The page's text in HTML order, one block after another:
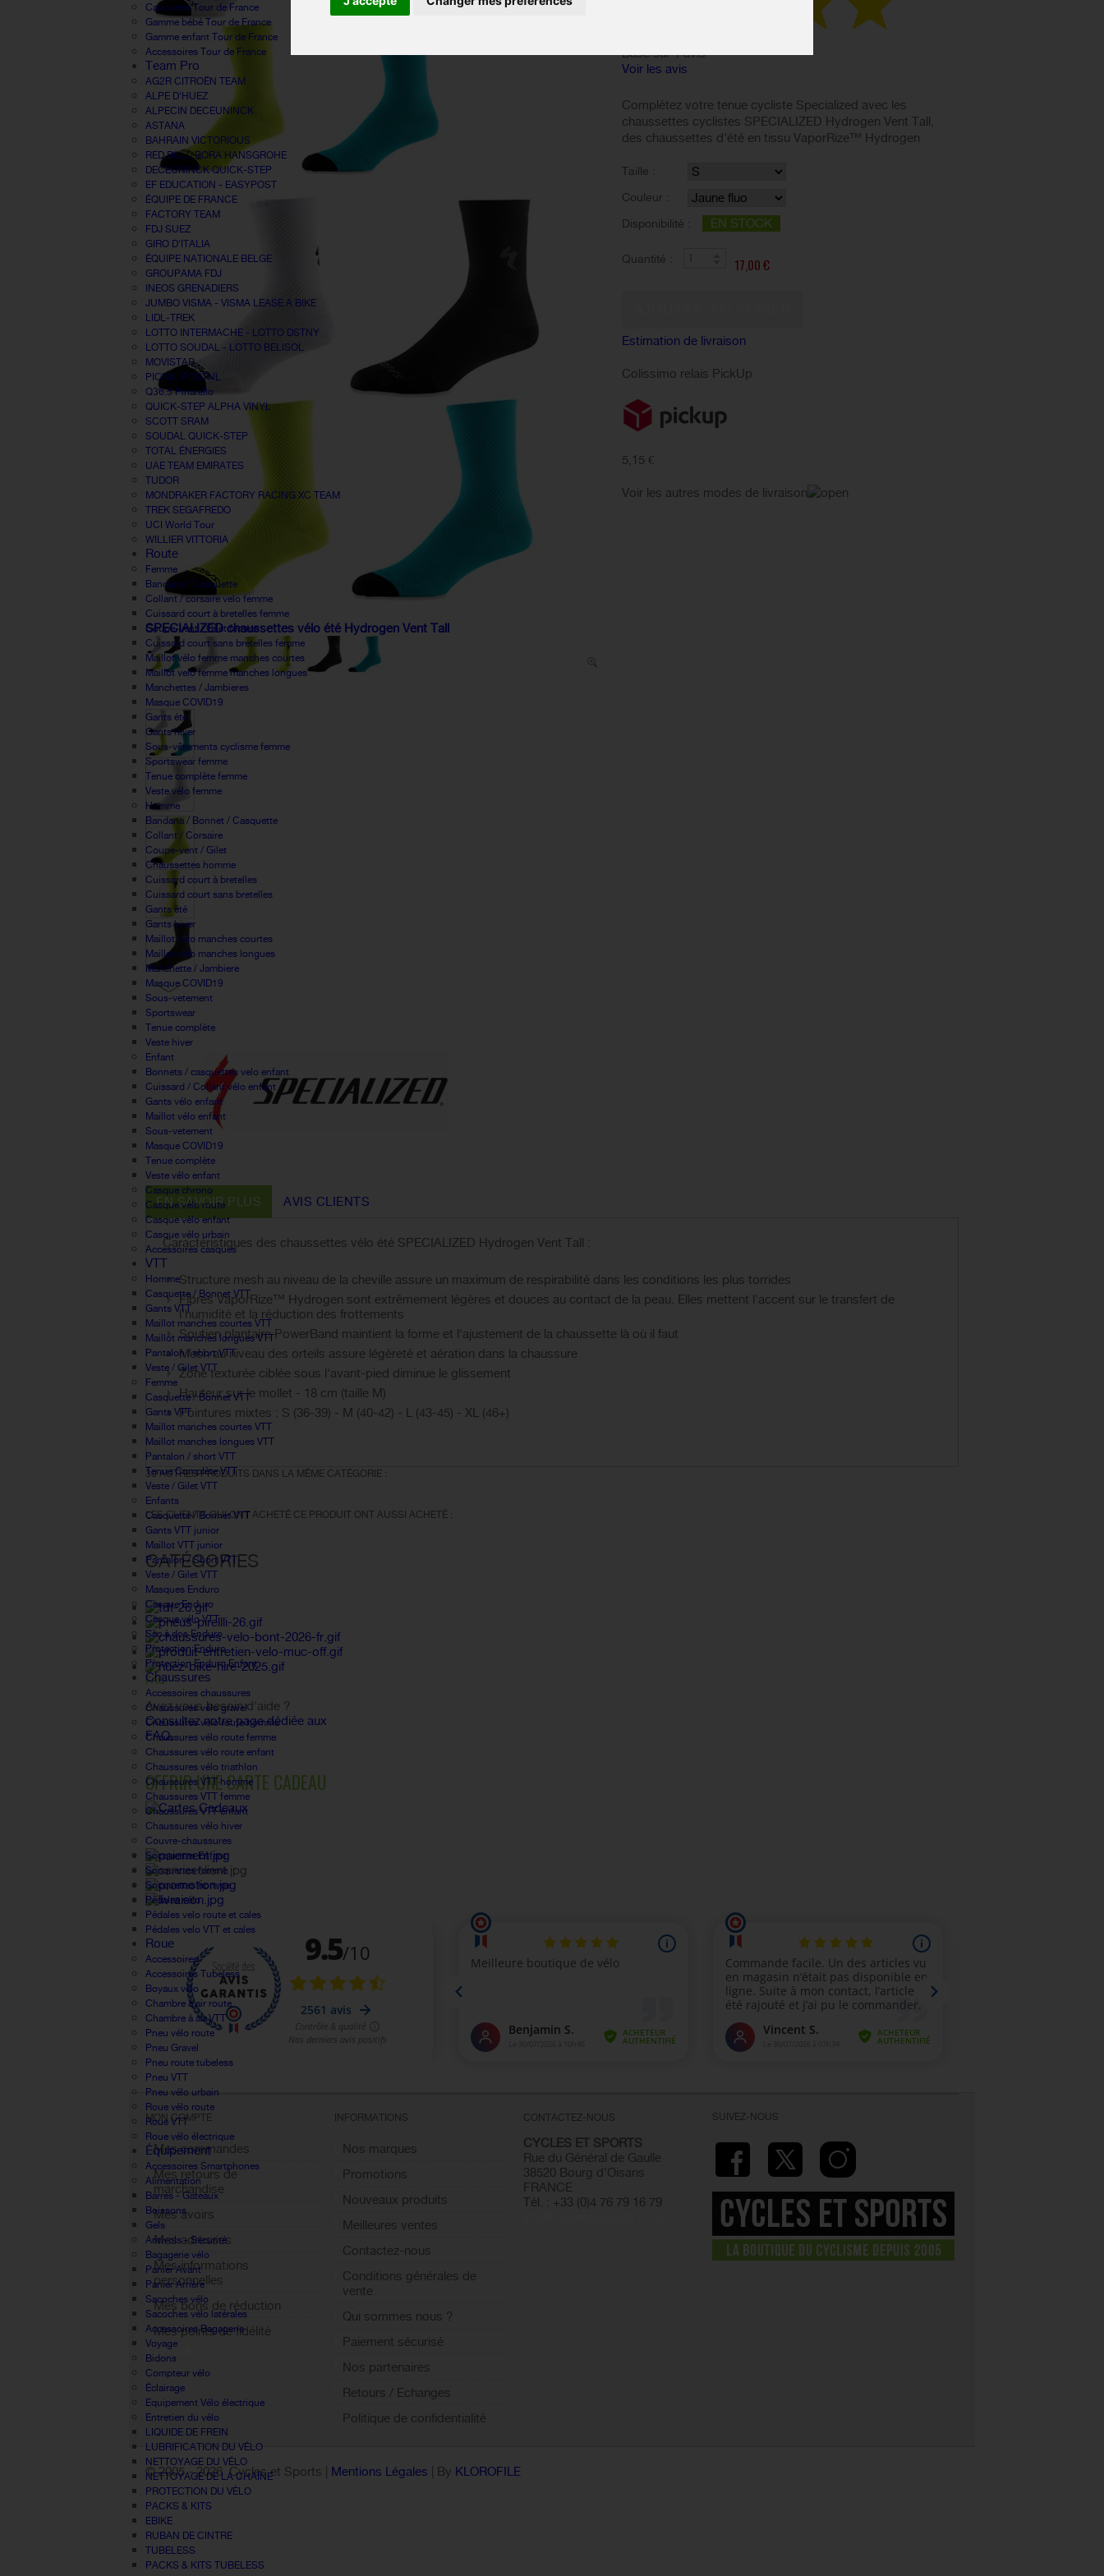
Casquette Tour de France
Gamme bébé Tour de France
Gamme enfant Tour de France
Accessoires Tour de France
Team Pro
AG2R CITROËN TEAM
ALPE D'HUEZ
ALPECIN DECEUNINCK
ASTANA
BAHRAIN VICTORIOUS
RED BULL BORA HANSGROHE
DECEUNINCK QUICK-STEP
EF EDUCATION - EASYPOST
ÉQUIPE DE FRANCE
FACTORY TEAM
FDJ SUEZ
GIRO D'ITALIA
ÉQUIPE NATIONALE BELGE
GROUPAMA FDJ
INEOS GRENADIERS
JUMBO VISMA - VISMA LEASE A BIKE
LIDL-TREK
LOTTO INTERMACHE - LOTTO DSTNY
LOTTO SOUDAL - LOTTO BELISOL
MOVISTAR
PICNIC POSTNL
Q36.5 Pinarello
QUICK-STEP ALPHA VINYL
SCOTT SRAM
SOUDAL QUICK-STEP
TOTAL ÉNERGIES
UAE TEAM EMIRATES
TUDOR
MONDRAKER FACTORY RACING XC TEAM
TREK SEGAFREDO
UCI World Tour
WILLIER VITTORIA
Route
Femme
Bandana / Casquette
Collant / corsaire velo femme
Cuissard court à bretelles femme
Coupe-vent / Gilet femme
Cuissard court sans bretelles femme
Maillot vélo femme manches courtes
Maillot velo femme manches longues
Manchettes / Jambieres
Masque COVID19
Gants été
Gants hiver
Sous-vêtements cyclisme femme
Sportswear femme
Tenue complète femme
Veste vélo femme
Homme
Bandana / Bonnet / Casquette
Collant / Corsaire
Coupe-vent / Gilet
Chaussettes homme
Cuissard court à bretelles
Cuissard court sans bretelles
Gants été
Gants hiver
Maillot vélo manches courtes
Maillot vélo manches longues
Manchette / Jambiere
Masque COVID19
Sous-vetement
Sportswear
Tenue complète
Veste hiver
Enfant
Bonnets / casquettes velo enfant
Cuissard / Collant vélo enfant
Gants vélo enfant
Maillot vélo enfant
Sous-vetement
Masque COVID19
Tenue complète
Veste vélo enfant
Casque chrono
Casque vélo route
Casque vélo enfant
Casque vélo urbain
Accessoires casques
VTT
Homme
Casquette / Bonnet VTT
Gants VTT
Maillot manches courtes VTT
Maillot manches longues VTT
Pantalon / short VTT
Veste / Gilet VTT
Femme
Casquette / Bonnet VTT
Gants VTT
Maillot manches courtes VTT
Maillot manches longues VTT
Pantalon / short VTT
Tenue Complète VTT
Veste / Gilet VTT
Enfants
Casquette / Bonnet VTT
Gants VTT junior
Maillot VTT junior
Pantalon / Short VTT
Veste / Gilet VTT
Masques Enduro
Casque Enduro
Casque vélo VTT
Sac à dos Enduro
Protection Enduro
Protection Enduro Enfant
Chaussures
Accessoires chaussures
Chaussures vélo gravel
Chaussures vélo route homme
Chaussures vélo route femme
Chaussures vélo route enfant
Chaussures vélo triathlon
Chaussures VTT homme
Chaussures VTT femme
Chaussures VTT enfant
Chaussures vélo hiver
Couvre-chaussures
Socquettes Enfant
Socquettes femme
Socquettes homme
Pédales vélo
Pédales velo route et cales
Pédales velo VTT et cales
Roue
Accessoires
Accessoires Tubeless
Boyaux vélo
Chambre à air route
Chambre à air VTT
Pneu vélo route
Pneu Gravel
Pneu route tubeless
Pneu VTT
Pneu vélo urbain
Roue vélo route
Roue VTT
Roue vélo électrique
Équipement
Accessoires Smartphones
Alimentation
Barres - Gateaux
Boissons
Gels
Antivols - Sécurité
Bagagerie vélo
Panier Avant
Panier Arrière
Sacoches vélo
Sacoches vélo latérales
Accessoires Bagagerie
Voyage
Bidons
Compteur vélo
Éclairage
Equipement Vélo électrique
Entretien du vélo
LIQUIDE DE FREIN
LUBRIFICATION DU VÉLO
NETTOYAGE DU VÉLO
NETTOYAGE DE LA CHAÎNE
PROTECTION DU VÉLO
PACKS & KITS
EBIKE
RUBAN DE CINTRE
TUBELESS
PACKS & KITS TUBELESS
SPECIALIZED chaussettes vélo été Hydrogen Vent Tall
Basé sur 1 avis
Voir les avis
Complétez votre tenue cycliste Specialized avec les
chaussettes cyclistes SPECIALIZED Hydrogen Vent Tall,
des chaussettes d'été en tissu VaporRize™ Hydrogen
Taille :
Couleur :
Disponibilité :
EN STOCK
Quantité : 17,00 €
Estimation de livraison
Colissimo relais PickUp
5,15 €
Voir les autres modes de livraison
EN SAVOIR PLUS AVIS CLIENTS
Caractéristiques des chaussettes vélo été SPECIALIZED Hydrogen Vent Tall :
Structure mesh au niveau de la cheville assure un maximum de respirabilité dans les conditions les plus torrides
Fibres VaporRize™ Hydrogen sont extrêmement légères et douces au contact de la peau. Elles mettent l'accent sur le transfert de
l'humidité et la réduction des frottements
Soutien plantaire PowerBand maintient la forme et l'ajustement de la chaussette là où il faut
Mesh au niveau des orteils assure légèreté et aération dans la chaussure
Zone texturée ciblée sous l'avant-pied diminue le glissement
Hauteur sur le mollet - 18 cm (taille M)
Pointures mixtes : S (36-39) - M (40-42) - L (43-45) - XL (46+)
30 AUTRES PRODUITS DANS LA MÊME CATÉGORIE :
LES CLIENTS QUI ONT ACHETÉ CE PRODUIT ONT AUSSI ACHETÉ :
CATÉGORIES
FAQ
Avez vous besoin d'aide ?
Consultez notre page dédiée aux
FAQ.
OFFRIR UNE CARTE CADEAU
MON COMPTE
Mes commandes
Mes retours de
marchandise
Mes avoirs
Mes adresses
Mes informations
personnelles
Mes bons de réduction
Mes points de fidélité
Sign out
INFORMATIONS
Nos marques
Promotions
Nouveaux produits
Meilleures ventes
Contactez-nous
Conditions générales de
vente
Qui sommes nous ?
Paiement sécurisé
Nos partenaires
Retours / Echanges
Politique de confidentialité
CONTACTEZ-NOUS
CYCLES ET SPORTS
Rue du Général de Gaulle
38520 Bourg d'Oisans
FRANCE
Tél. : +33 (0)4 76 79 16 79
SUIVEZ-NOUS
© 2005 -2026 Cycles et Sports | Mentions Légales | By KLOROFILE